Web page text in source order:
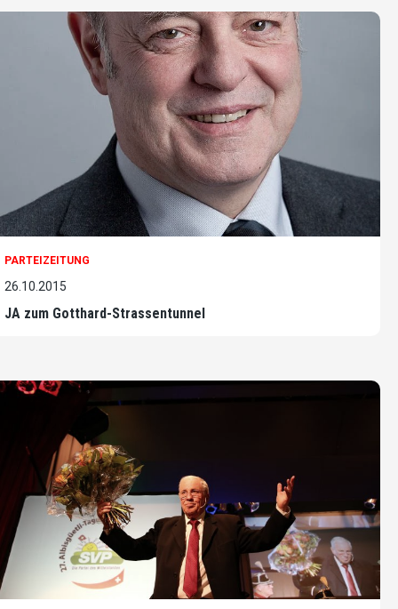
PARTEIZEITUNG
26.10.2015
JA zum Gotthard-Strassentunnel